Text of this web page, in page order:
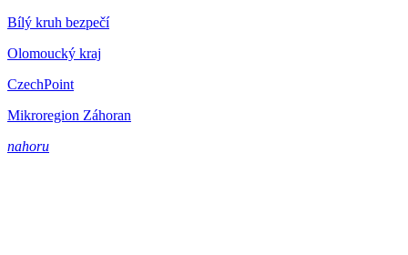
Bílý kruh bezpečí
Olomoucký kraj
CzechPoint
Mikroregion Záhoran
nahoru